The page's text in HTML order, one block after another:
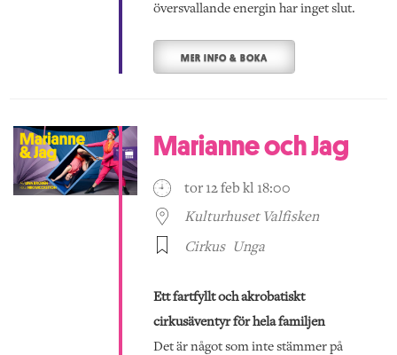
översvallande energin har inget slut.
MER INFO & BOKA
Marianne och Jag
tor 12 feb kl 18:00
Kulturhuset Valfisken
Cirkus Unga
Ett fartfyllt och akrobatiskt
cirkusäventyr för hela familjen
Det är något som inte stämmer på